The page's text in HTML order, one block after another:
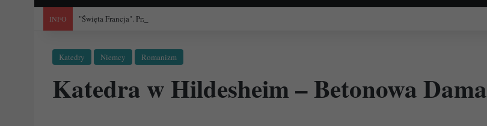
INFO "Święta Francja". Przewodnik po 101 średniowiecznych kościołach Francji.
Katedry Niemcy Romanizm
Katedra w Hildesheim – Betonowa Dama